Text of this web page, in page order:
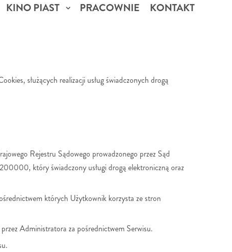
KINO PIAST PRACOWNIE KONTAKT
służących realizacji usług świadczonych drogą
Rejestru Sądowego prowadzonego przez Sąd
który świadczony usługi drogą elektroniczną oraz
których Użytkownik korzysta ze stron
Administratora za pośrednictwem Serwisu.